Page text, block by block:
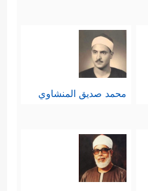
محمد صديق المنشاوي